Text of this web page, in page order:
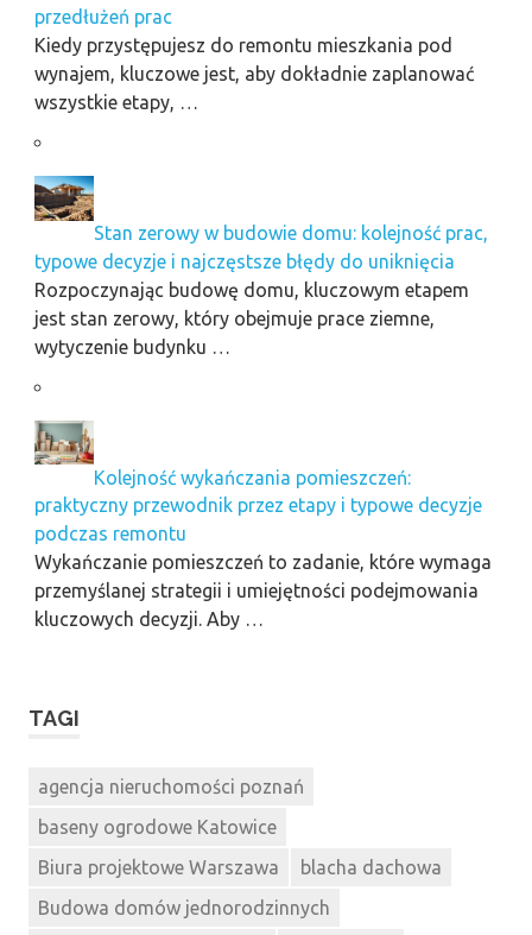
przedłużeń prac
Kiedy przystępujesz do remontu mieszkania pod
wynajem, kluczowe jest, aby dokładnie zaplanować
wszystkie etapy, …
Stan zerowy w budowie domu: kolejność prac,
typowe decyzje i najczęstsze błędy do uniknięcia
Rozpoczynając budowę domu, kluczowym etapem
jest stan zerowy, który obejmuje prace ziemne,
wytyczenie budynku …
Kolejność wykańczania pomieszczeń:
praktyczny przewodnik przez etapy i typowe decyzje
podczas remontu
Wykańczanie pomieszczeń to zadanie, które wymaga
przemyślanej strategii i umiejętności podejmowania
kluczowych decyzji. Aby …
TAGI
agencja nieruchomości poznań
baseny ogrodowe Katowice
Biura projektowe Warszawa
blacha dachowa
Budowa domów jednorodzinnych